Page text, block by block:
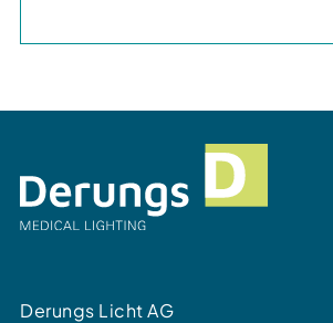
Derungs Licht AG